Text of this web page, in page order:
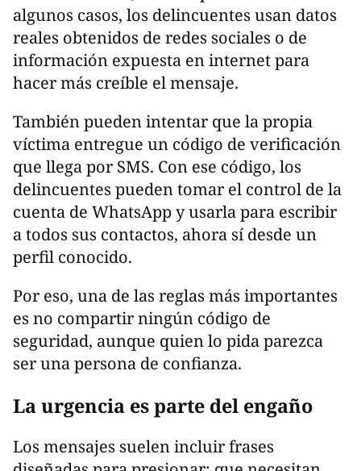
algunos casos, los delincuentes usan datos
reales obtenidos de redes sociales o de
información expuesta en internet para
hacer más creíble el mensaje.
También pueden intentar que la propia
víctima entregue un código de verificación
que llega por SMS. Con ese código, los
delincuentes pueden tomar el control de la
cuenta de WhatsApp y usarla para escribir
a todos sus contactos, ahora sí desde un
perfil conocido.
Por eso, una de las reglas más importantes
es no compartir ningún código de
seguridad, aunque quien lo pida parezca
ser una persona de confianza.
La urgencia es parte del engaño
Los mensajes suelen incluir frases